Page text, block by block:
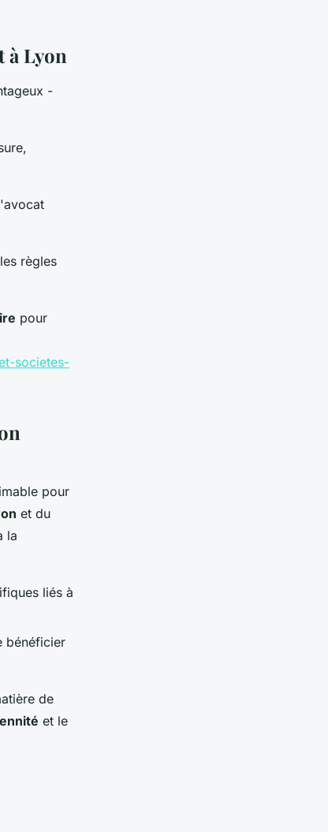
à Lyon
-
règles
pour
societes-
pour
et du
la
liés à
bénéficier
de
et le